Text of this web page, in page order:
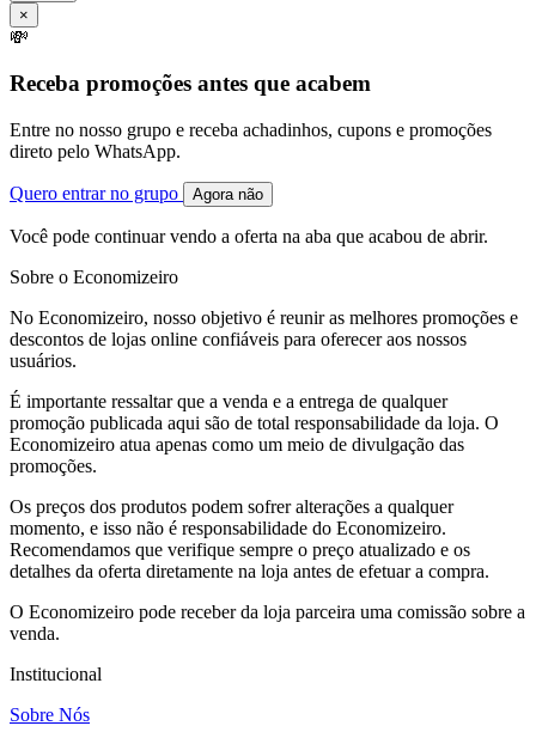
×
💸
Receba promoções antes que acabem
Entre no nosso grupo e receba achadinhos, cupons e promoções
direto pelo WhatsApp.
Quero entrar no grupo Agora não
Você pode continuar vendo a oferta na aba que acabou de abrir.
Sobre o Economizeiro
No Economizeiro, nosso objetivo é reunir as melhores promoções e
descontos de lojas online confiáveis para oferecer aos nossos
usuários.
É importante ressaltar que a venda e a entrega de qualquer
promoção publicada aqui são de total responsabilidade da loja. O
Economizeiro atua apenas como um meio de divulgação das
promoções.
Os preços dos produtos podem sofrer alterações a qualquer
momento, e isso não é responsabilidade do Economizeiro.
Recomendamos que verifique sempre o preço atualizado e os
detalhes da oferta diretamente na loja antes de efetuar a compra.
O Economizeiro pode receber da loja parceira uma comissão sobre a
venda.
Institucional
Sobre Nós